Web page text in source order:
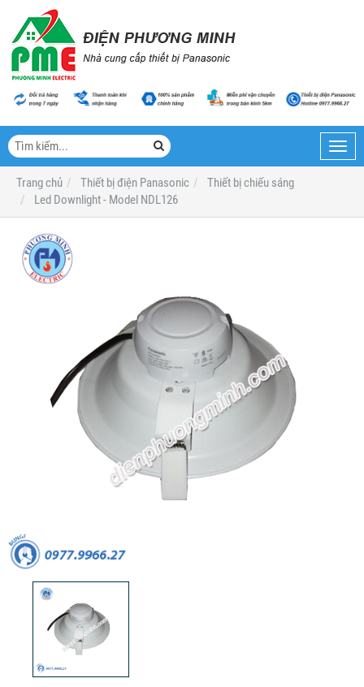
Trang chủ
Thiết bị điện Panasonic
Thiết bị chiếu sáng
Led Downlight - Model NDL126